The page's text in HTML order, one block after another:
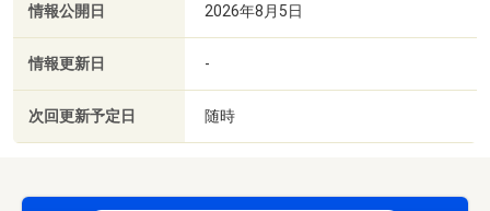
情報公開日 2026年8月5日
情報更新日 -
次回更新予定日 随時